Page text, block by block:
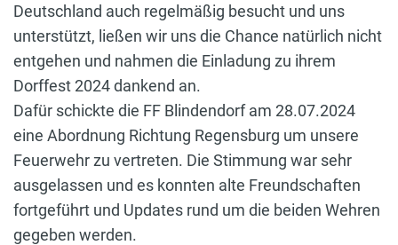
Deutschland auch regelmäßig besucht und uns
unterstützt, ließen wir uns die Chance natürlich nicht
entgehen und nahmen die Einladung zu ihrem
Dorffest 2024 dankend an.
Dafür schickte die FF Blindendorf am 28.07.2024
eine Abordnung Richtung Regensburg um unsere
Feuerwehr zu vertreten. Die Stimmung war sehr
ausgelassen und es konnten alte Freundschaften
fortgeführt und Updates rund um die beiden Wehren
gegeben werden.